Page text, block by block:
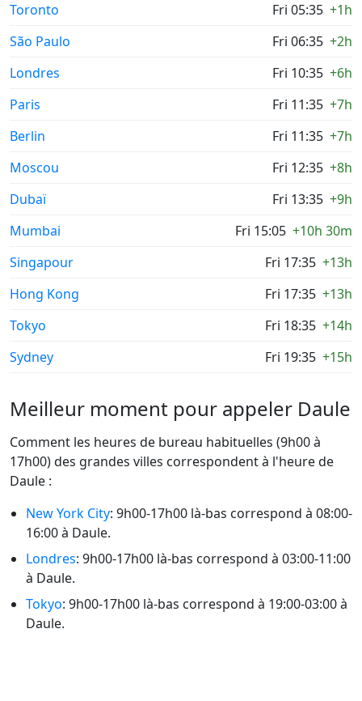
Toronto
Fri 05:35 +1h
São Paulo
Fri 06:35 +2h
Londres
Fri 10:35 +6h
Paris
Fri 11:35 +7h
Berlin
Fri 11:35 +7h
Moscou
Fri 12:35 +8h
Dubaï
Fri 13:35 +9h
Mumbai
Fri 15:05 +10h 30m
Singapour
Fri 17:35 +13h
Hong Kong
Fri 17:35 +13h
Tokyo
Fri 18:35 +14h
Sydney
Fri 19:35 +15h
Meilleur moment pour appeler Daule
Comment les heures de bureau habituelles (9h00 à
17h00) des grandes villes correspondent à l'heure de
Daule :
New York City: 9h00-17h00 là-bas correspond à 08:00-
16:00 à Daule.
Londres: 9h00-17h00 là-bas correspond à 03:00-11:00
à Daule.
Tokyo: 9h00-17h00 là-bas correspond à 19:00-03:00 à
Daule.